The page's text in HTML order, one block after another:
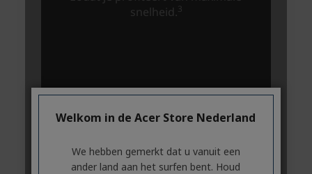
Welkom in de Acer Store Nederland
We hebben gemerkt dat u vanuit een
ander land aan het surfen bent. Houd